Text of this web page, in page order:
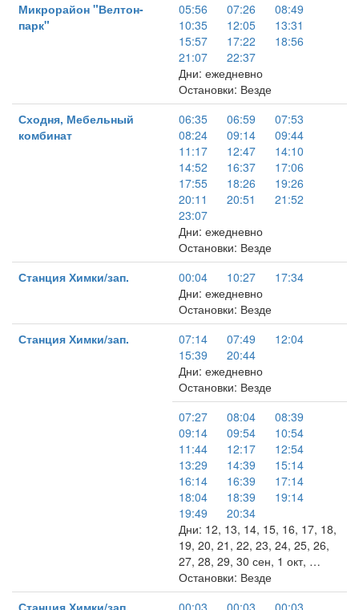
Микрорайон "Велтон-
парк"
05:56 07:26
08:49
10:35
12:05
13:31
15:57
17:22
18:56
21:07
22:37
Дни: ежедневно
Остановки: Везде
Сходня, Мебельный
комбинат
06:35 06:59
07:53
08:24
09:14
09:44
11:17
12:47
14:10
14:52
16:37
17:06
17:55
18:26
19:26
20:11
20:51
21:52
23:07
Дни: ежедневно
Остановки: Везде
Станция Химки/зап.
00:04 10:27
17:34
Дни: ежедневно
Остановки: Везде
Станция Химки/зап.
07:14 07:49
12:04
15:39
20:44
Дни: ежедневно
Остановки: Везде
07:27
08:04
08:39
09:14
09:54
10:54
11:44
12:17
12:54
13:29
14:39
15:14
16:14
16:39
17:14
18:04
18:39
19:14
19:49
20:34
Дни: 12, 13, 14, 15, 16, 17, 18,
19, 20, 21, 22, 23, 24, 25, 26,
27, 28, 29, 30 сен, 1 окт, …
Остановки: Везде
Станция Химки/зап.
00:03 00:03 00:03